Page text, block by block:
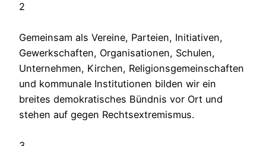
2
Gemeinsam als Vereine, Parteien, Initiativen,
Gewerkschaften, Organisationen, Schulen,
Unternehmen, Kirchen, Religionsgemeinschaften
und kommunale Institutionen bilden wir ein
breites demokratisches Bündnis vor Ort und
stehen auf gegen Rechtsextremismus.